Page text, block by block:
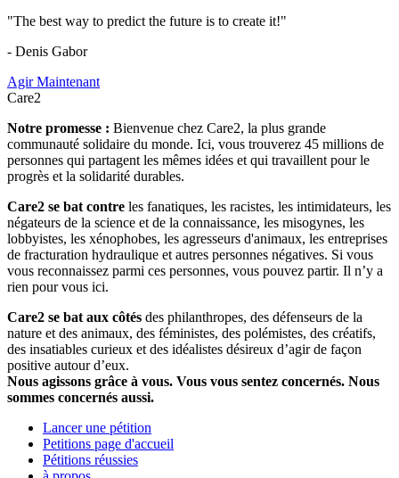
"The best way to predict the future is to create it!"
- Denis Gabor
Agir Maintenant
Care2
Notre promesse : Bienvenue chez Care2, la plus grande
communauté solidaire du monde. Ici, vous trouverez 45 millions de
personnes qui partagent les mêmes idées et qui travaillent pour le
progrès et la solidarité durables.
Care2 se bat contre les fanatiques, les racistes, les intimidateurs, les
négateurs de la science et de la connaissance, les misogynes, les
lobbyistes, les xénophobes, les agresseurs d'animaux, les entreprises
de fracturation hydraulique et autres personnes négatives. Si vous
vous reconnaissez parmi ces personnes, vous pouvez partir. Il n’y a
rien pour vous ici.
Care2 se bat aux côtés des philanthropes, des défenseurs de la
nature et des animaux, des féministes, des polémistes, des créatifs,
des insatiables curieux et des idéalistes désireux d’agir de façon
positive autour d’eux.
Nous agissons grâce à vous. Vous vous sentez concernés. Nous
sommes concernés aussi.
Lancer une pétition
Petitions page d'accueil
Pétitions réussies